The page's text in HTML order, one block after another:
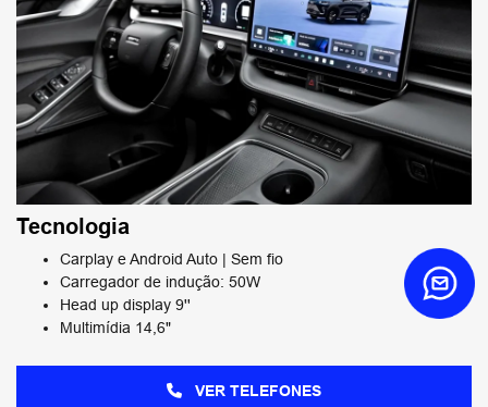
Tecnologia
Carplay e Android Auto | Sem fio
Carregador de indução: 50W
Head up display 9''
Multimídia 14,6"
VER TELEFONES